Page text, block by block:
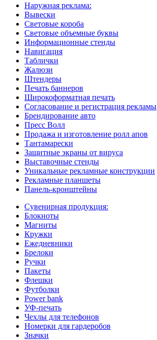
Наружная реклама:
Вывески
Световые короба
Световые объемные буквы
Информационные стенды
Навигация
Таблички
Жалюзи
Штендеры
Печать баннеров
Широкоформатная печать
Согласование и регистрация рекламы
Брендирование авто
Пресс Волл
Продажа и изготовление ролл апов
Тантамарески
Защитные экраны от вируса
Выставочные стенды
Уникальные рекламные конструкции
Рекламные планшеты
Панель-кронштейны
Сувенирная продукция:
Блокноты
Магниты
Кружки
Ежедневники
Брелоки
Ручки
Пакеты
Флешки
Футболки
Power bank
УФ-печать
Чехлы для телефонов
Номерки для гардеробов
Значки